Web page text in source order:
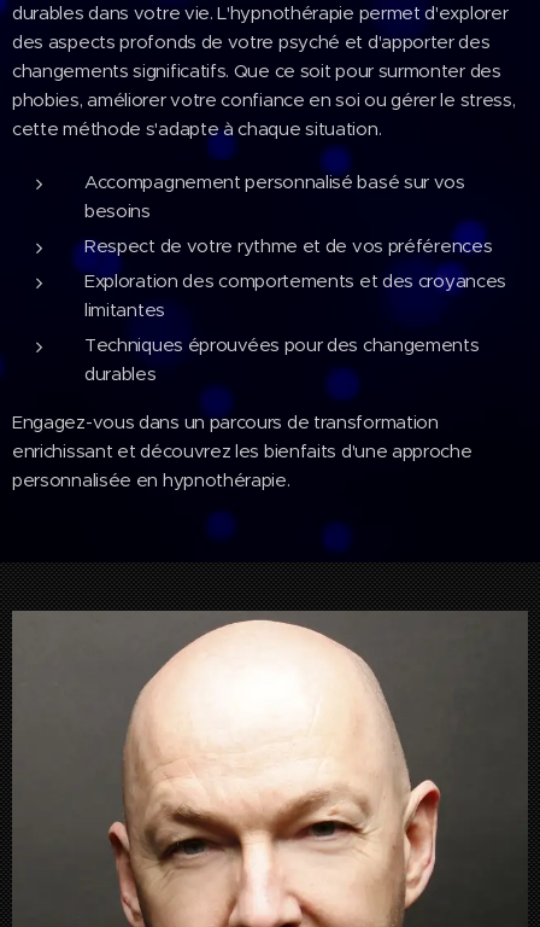
durables dans votre vie. L'hypnothérapie permet d'explorer
des aspects profonds de votre psyché et d'apporter des
changements significatifs. Que ce soit pour surmonter des
phobies, améliorer votre confiance en soi ou gérer le stress,
cette méthode s'adapte à chaque situation.
Accompagnement personnalisé basé sur vos
besoins
Respect de votre rythme et de vos préférences
Exploration des comportements et des croyances
limitantes
Techniques éprouvées pour des changements
durables
Engagez-vous dans un parcours de transformation
enrichissant et découvrez les bienfaits d'une approche
personnalisée en hypnothérapie.